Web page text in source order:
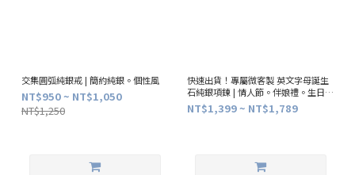
交集圓弧純銀戒 | 簡約純銀。個性風
NT$950 ~ NT$1,050
NT$1,250
快速出貨！專屬微客製 英文字母誕生
石純銀項鍊 | 情人節。伴娘禮。生日禮
物 熱銷推薦
NT$1,399 ~ NT$1,789